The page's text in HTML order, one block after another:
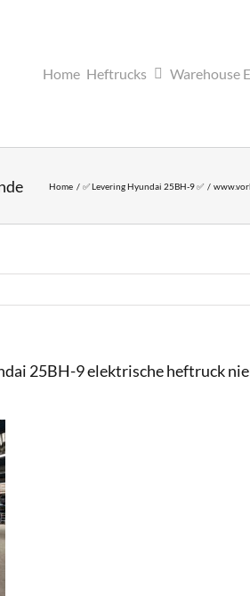
Home Heftrucks Warehouse
Home ✅ Levering Hyundai 25BH-9 ✅
25BH-9 elektrische heftruck